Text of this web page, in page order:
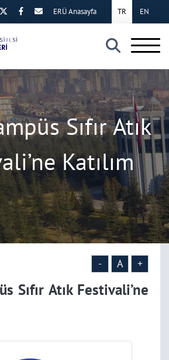
×
TR EN
ERÜ Anasayfa
Sıfır Atık
Katılım
- A +
Sıfır Atık Festivali’ne